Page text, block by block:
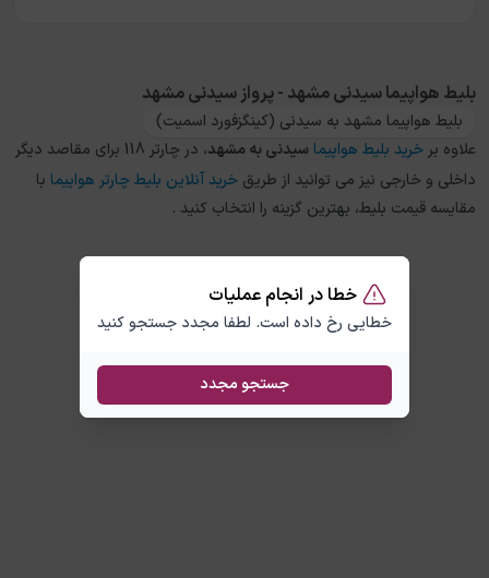
خطا در انجام عملیات
خطایی رخ داده است. لطفا مجدد جستجو کنید
جستجو مجدد
بلیط هواپیما سیدنی مشهد - پرواز سیدنی مشهد
بلیط هواپیما مشهد به سیدنی (کینگزفورد اسمیت)
علاوه بر خرید بلیط هواپیما سیدنیبهمشهد
، در چارتر 118 برای مقاصد دیگر
داخلی و خارجی نیز می توانید از طریق خرید آنلاین بلیط چارتر هواپیما با
مقایسه قیمت بلیط، بهترین گزینه را انتخاب کنید .